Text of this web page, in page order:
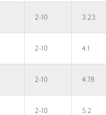
2-10 3.23
2-10 4.1
2-10 4.78
2-10 5.2